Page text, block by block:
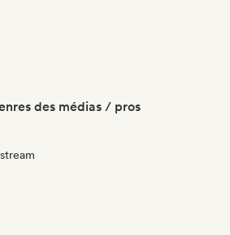
des médias / pros